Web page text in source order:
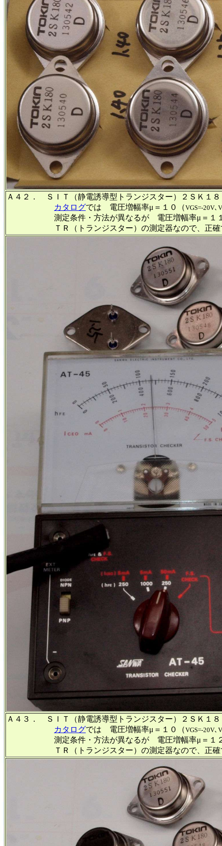
Ａ４２． ＳＩＴ（静電誘導型トランジスター）２ＳＫ１
カタログでは 電圧増幅率μ＝１０（VGS=-20V､
測定条件・方法が異なるが 電圧増幅率μ＝１
ＴＲ（トランジスター）の測定器なので、正確で
Ａ４３． ＳＩＴ（静電誘導型トランジスター）２ＳＫ１
カタログでは 電圧増幅率μ＝１０（VGS=-20V､
測定条件・方法が異なるが 電圧増幅率μ＝１
ＴＲ（トランジスター）の測定器なので、正確で